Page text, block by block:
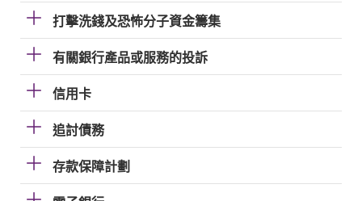
打擊洗錢及恐怖分子資金籌集
有關銀行產品或服務的投訴
信用卡
追討債務
存款保障計劃